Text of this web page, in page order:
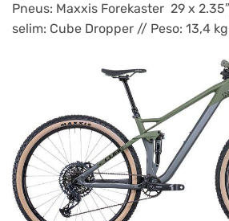
Pneus: Maxxis Forekaster 29 x
selim: Cube Dropper // Peso: 13,4